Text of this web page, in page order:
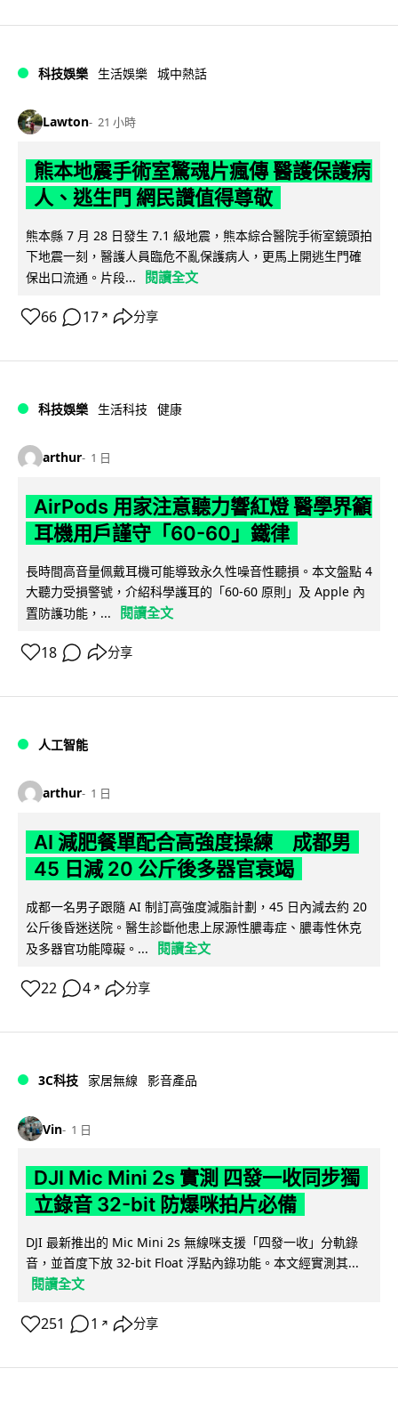
科技娛樂 生活娛樂 城中熱話
Lawton 21 小時
熊本地震手術室驚魂片瘋傳 醫護保護病
人、逃生門 網民讚值得尊敬
熊本縣 7 月 28 日發生 7.1 級地震，熊本綜合醫院手術室鏡頭拍
下地震一刻，醫護人員臨危不亂保護病人，更馬上開逃生門確
保出口流通。片段...
閱讀全文
66 17 ↗ 分享
科技娛樂 生活科技 健康
arthur 1 日
AirPods 用家注意聽力響紅燈 醫學界籲
耳機用戶謹守「60-60」鐵律
長時間高音量佩戴耳機可能導致永久性噪音性聽損。本文盤點 4
大聽力受損警號，介紹科學護耳的「60-60 原則」及 Apple 內
置防護功能，...
閱讀全文
18 分享
人工智能
arthur 1 日
AI 減肥餐單配合高強度操練 成都男
45 日減 20 公斤後多器官衰竭
成都一名男子跟隨 AI 制訂高強度減脂計劃，45 日內減去約 20
公斤後昏迷送院。醫生診斷他患上尿源性膿毒症、膿毒性休克
及多器官功能障礙。...
閱讀全文
22 4 ↗ 分享
3C科技 家居無線 影音產品
Vin 1 日
DJI Mic Mini 2s 實測 四發一收同步獨
立錄音 32-bit 防爆咪拍片必備
DJI 最新推出的 Mic Mini 2s 無線咪支援「四發一收」分軌錄
音，並首度下放 32-bit Float 浮點內錄功能。本文經實測其...
閱讀全文
251 1 ↗ 分享